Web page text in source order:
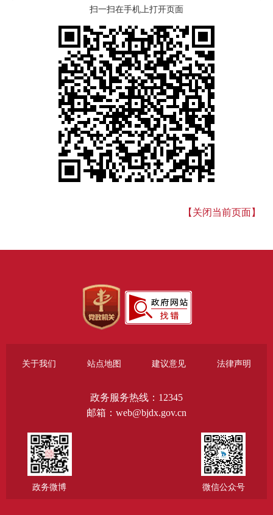
扫一扫在手机上打开页面
【关闭当前页面】
关于我们 站点地图 建议意见 法律声明
政务服务热线：12345
邮箱：web@bjdx.gov.cn
政务微博 微信公众号